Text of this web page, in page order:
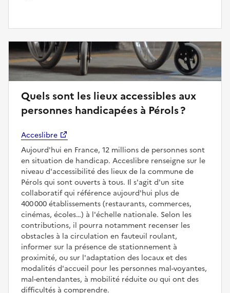
Quels sont les lieux accessibles aux
personnes handicapées à Pérols ?
Acceslibre
Aujourd'hui en France, 12 millions de personnes sont
en situation de handicap. Acceslibre renseigne sur le
niveau d'accessibilité des lieux de la commune de
Pérols qui sont ouverts à tous. Il s'agit d'un site
collaboratif qui référence aujourd'hui plus de
400 000 établissements (restaurants, commerces,
cinémas, écoles…) à l'échelle nationale. Selon les
contributions, il pourra notamment recenser les
obstacles à la circulation en fauteuil roulant,
informer sur la présence de stationnement à
proximité, ou sur l'adaptation des locaux et des
modalités d'accueil pour les personnes mal-voyantes,
mal-entendantes, à mobilité réduite ou qui ont des
difficultés à comprendre.